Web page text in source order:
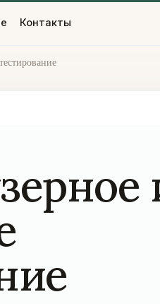
Контакты